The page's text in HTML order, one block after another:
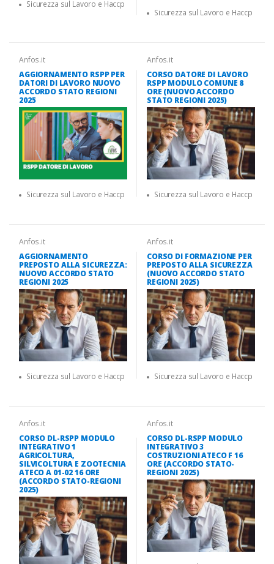
Sicurezza sul Lavoro e Haccp
Sicurezza sul Lavoro e Haccp
Anfos.it
AGGIORNAMENTO RSPP PER
DATORI DI LAVORO NUOVO
ACCORDO STATO REGIONI
2025
Sicurezza sul Lavoro e Haccp
Anfos.it
CORSO DATORE DI LAVORO
RSPP MODULO COMUNE 8
ORE (NUOVO ACCORDO
STATO REGIONI 2025)
Sicurezza sul Lavoro e Haccp
Anfos.it
AGGIORNAMENTO
PREPOSTO ALLA SICUREZZA:
NUOVO ACCORDO STATO
REGIONI 2025
Sicurezza sul Lavoro e Haccp
Anfos.it
CORSO DI FORMAZIONE PER
PREPOSTO ALLA SICUREZZA
(NUOVO ACCORDO STATO
REGIONI 2025)
Sicurezza sul Lavoro e Haccp
Anfos.it
CORSO DL-RSPP MODULO
INTEGRATIVO 1
AGRICOLTURA,
SILVICOLTURA E ZOOTECNIA
ATECO A 01-02 16 ORE
(ACCORDO STATO-REGIONI
2025)
Anfos.it
CORSO DL-RSPP MODULO
INTEGRATIVO 3
COSTRUZIONI ATECO F 16
ORE (ACCORDO STATO-
REGIONI 2025)